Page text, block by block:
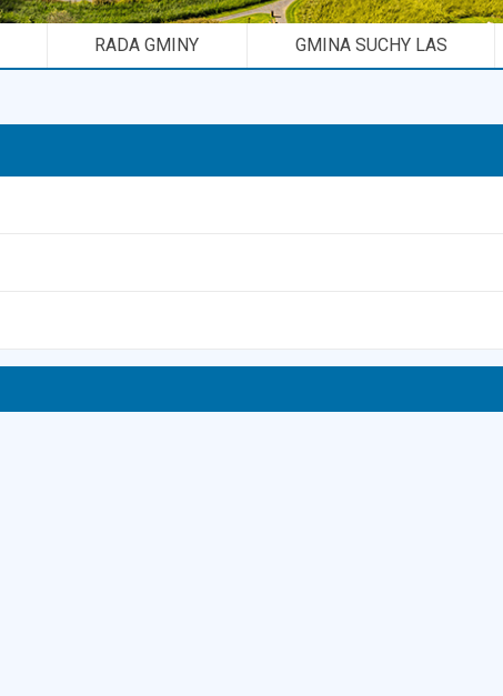
RADA GMINY GMINA SUCHY LAS